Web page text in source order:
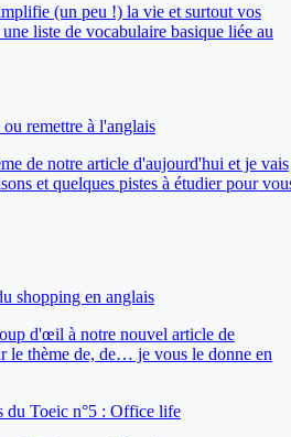
(un peu !) la vie et surtout vos
liste de vocabulaire basique liée au
remettre à l'anglais
de notre article d'aujourd'hui et je vais
et quelques pistes à étudier pour
shopping en anglais
d'œil à notre nouvel article de
le thème de, de… je vous le donne en
du Toeic n°5 : Office life